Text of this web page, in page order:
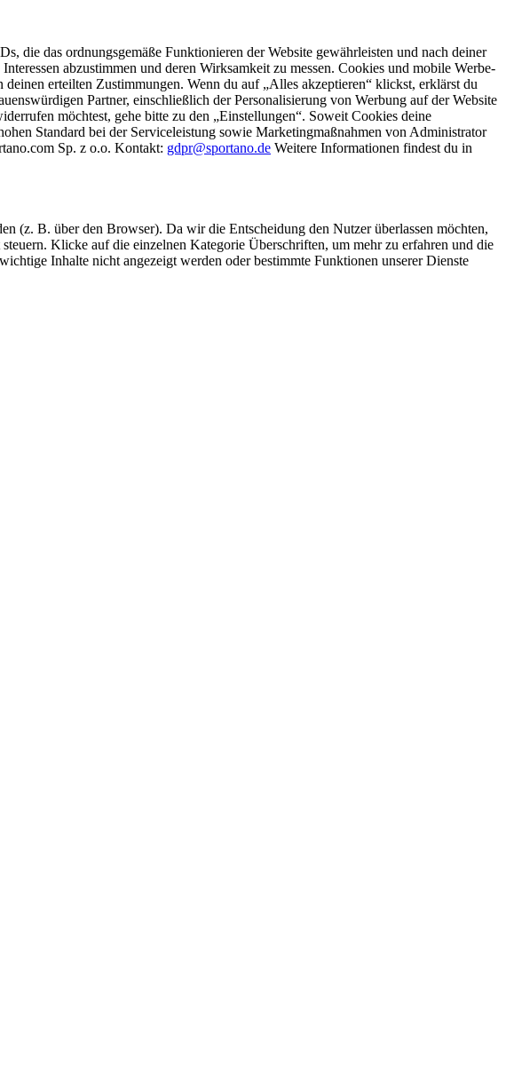
die das ordnungsgemäße Funktionieren der Website gewährleisten und nach deiner
abzustimmen und deren Wirksamkeit zu messen. Cookies und mobile Werbe-
erteilten Zustimmungen. Wenn du auf „Alles akzeptieren“ klickst, erklärst du
Partner, einschließlich der Personalisierung von Werbung auf der Website
möchtest, gehe bitte zu den „Einstellungen“. Soweit Cookies deine
Standard bei der Serviceleistung sowie Marketingmaßnahmen von Administrator
Sp. z o.o. Kontakt: gdpr@sportano.de Weitere Informationen findest du in
(z. B. über den Browser). Da wir die Entscheidung den Nutzer überlassen möchten,
Klicke auf die einzelnen Kategorie Überschriften, um mehr zu erfahren und die
Inhalte nicht angezeigt werden oder bestimmte Funktionen unserer Dienste